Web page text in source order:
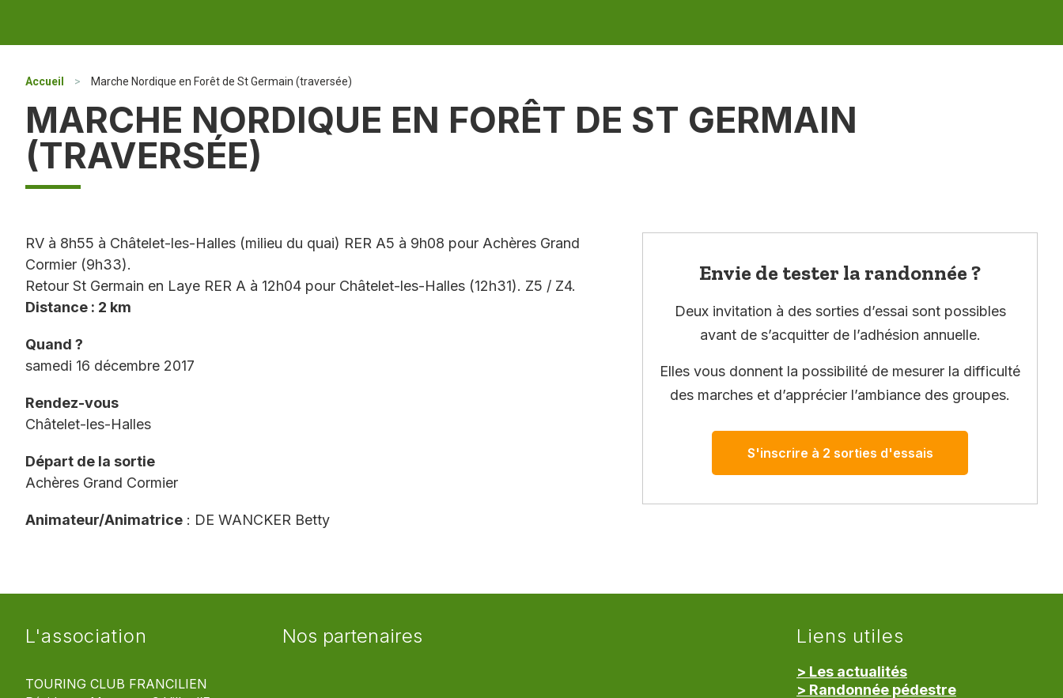
Accueil > Marche Nordique en Forêt de St Germain (traversée)
MARCHE NORDIQUE EN FORÊT DE ST GERMAIN
(TRAVERSÉE)
RV à 8h55 à Châtelet-les-Halles (milieu du quai) RER A5 à 9h08 pour Achères Grand
Cormier (9h33).
Retour St Germain en Laye RER A à 12h04 pour Châtelet-les-Halles (12h31). Z5 / Z4.
Distance : 2 km
Quand ?
samedi 16 décembre 2017
Rendez-vous
Châtelet-les-Halles
Départ de la sortie
Achères Grand Cormier
Animateur/Animatrice : DE WANCKER Betty
Envie de tester la randonnée ?
Deux invitation à des sorties d’essai sont possibles
avant de s’acquitter de l’adhésion annuelle.
Elles vous donnent la possibilité de mesurer la difficulté
des marches et d’apprécier l’ambiance des groupes.
S'inscrire à 2 sorties d'essais
L'association
TOURING CLUB FRANCILIEN
Nos partenaires Liens utiles
> Les actualités
> Randonnée pédestre